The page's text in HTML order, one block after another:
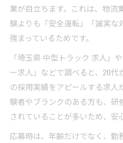
業が目立ちます。これは、物流
験よりも「安全運転」「誠実な
強まっているためです。
「埼玉県 中型トラック 求人」
ー求人」などで調べると、20代
の採用実績をアピールする求人
験者やブランクのある方も、研
されていることが多いため、安
応募時は、年齢だけでなく、勤